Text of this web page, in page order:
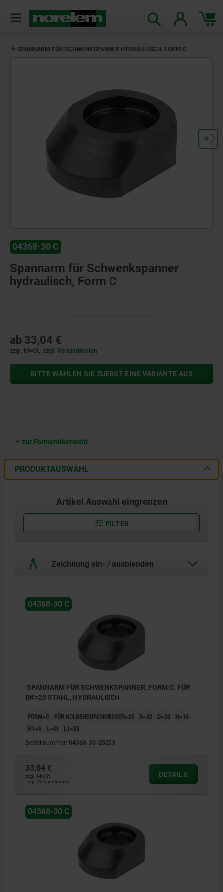
SPANNARM FÜR SCHWENKSPANNER HYDRAULISCH, FORM C
04368-30 C
Spannarm für Schwenkspanner
hydraulisch, Form C
ab 33,04 €
zzgl. MwSt. zzgl. Versandkosten
BITTE WÄHLEN SIE ZUERST EINE VARIANTE AUS
zur Formenübersicht
PRODUKTAUSWAHL
Artikel Auswahl eingrenzen
FILTER
Zeichnung ein- / ausblenden
04368-30 C
SPANNARM FÜR SCHWENKSPANNER, FORM:C, FÜR
DK=25 STAHL, HYDRAULISCH
FORM=C FÜR KOLBENDURCHMESSER=25 B=32 D=20
H=16
H1=6
L=41 L1=25
Bestellnummer: 04368-30-25253
33,04 €
zzgl. MwSt.
zzgl. Versandkosten
DETAILS
04368-30 C